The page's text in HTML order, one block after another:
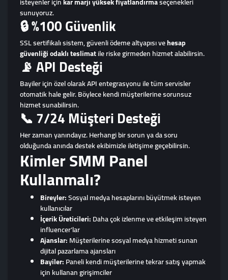
sunuyoruz.
🔒 %100 Güvenlik
SSL sertifikalı sistem, güvenli ödeme altyapısı vehesap
güvenliği odaklı teslimatile riske girmeden hizmet alabilirsin.
📡 API Desteği
Bayiler için özel olarak API entegrasyonu ile tüm servisler
otomatik hale gelir. Böylece kendi müşterilerine sorunsuz
hizmet sunabilirsin.
📞 7/24 Müşteri Desteği
Her zaman yanındayız. Herhangi bir sorun ya da soru
olduğunda anında destek ekibimizle iletişime geçebilirsin.
Kimler SMM Panel
Kullanmalı?
Bireyler:Sosyal medya hesaplarını büyütmek isteyen
kullanıcılar
İçerik Üreticileri:Daha çok izlenme ve etkileşim isteyen
influencer’lar
Ajanslar:Müşterilerine sosyal medya hizmeti sunan
dijital pazarlama ajansları
Bayiler:Paneli kendi müşterilerine tekrar satış yapmak
için kullanan girişimciler